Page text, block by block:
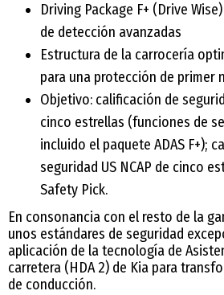
Driving Package F+ (Drive
de detección avanzadas
Estructura de la carrocería
para una protección de primer
Objetivo: calificación de
cinco estrellas (funciones de
incluido el paquete ADAS F+);
seguridad US NCAP de cinco
Safety Pick.
En consonancia con el resto de la
unos estándares de seguridad
aplicación de la tecnología de
carretera (HDA 2) de Kia para
de conducción.